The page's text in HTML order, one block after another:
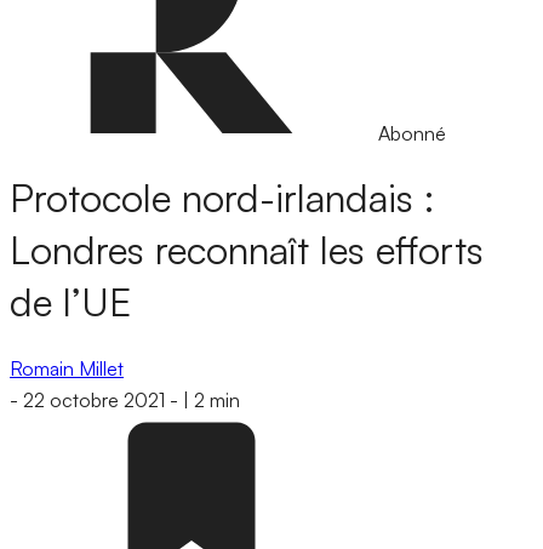
Abonné
Protocole nord-irlandais :
Londres reconnaît les efforts
de l’UE
Romain Millet
- 22 octobre 2021 - 2 min